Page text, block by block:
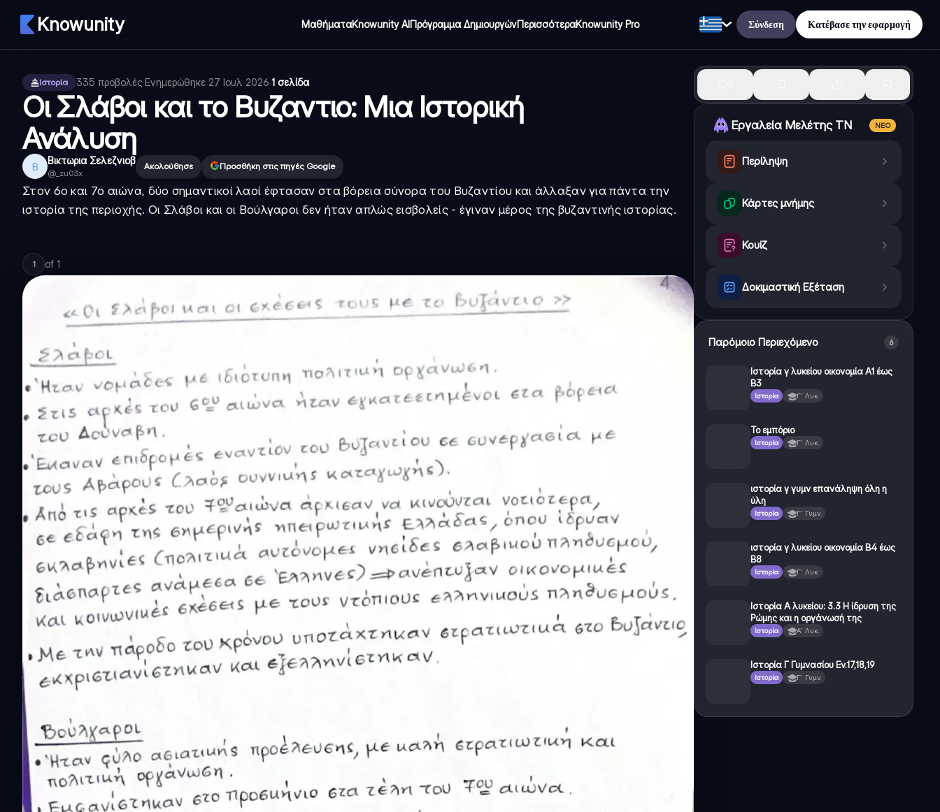
Knowunity ΜαθήματαKnowunity AIΠρόγραμμα ΔημιουργώνΠερισσότεραKnowunity Pro Σύνδεση Κατέβασε την εφαρμογή
Ιστορία 335 προβολές·Ενημερώθηκε 27 Ιουλ 2026·1 σελίδα
Οι Σλάβοι και το Βυζαντιο: Μια Ιστορική
Ανάλυση
Β Βικτωρια Σελεζνιοβ
@ _zu03x
Ακολούθησε Προσθήκη στις πηγές Google
Στον 6ο και 7ο αιώνα, δύο σημαντικοί λαοί έφτασαν στα βόρεια σύνορα του Βυζαντίου και άλλαξαν για πάντα την
ιστορία της περιοχής. Οι Σλάβοι και οι Βούλγαροι δεν ήταν απλώς εισβολείς - έγιναν μέρος της βυζαντινής ιστορίας.
1 of 1
Εργαλεία Μελέτης ΤΝ ΝΈΟ
Περίληψη
Κάρτες μνήμης
Κουίζ
Δοκιμαστική Εξέταση
Παρόμοιο Περιεχόμενο 6
Ιστορία γ λυκείου οικονομία Α1 έως
Β3
Ιστορία Γ' Λυκ.
Το εμπόριο
Ιστορία Γ' Λυκ.
ιστορία γ γυμν επανάληψη όλη η
ύλη
Ιστορία Γ' Γυμν.
ιστορία γ λυκείου οικονομία Β4 έως
Β8
Ιστορία Γ' Λυκ.
Ιστορία Α λυκείου: 3.3 Η ίδρυση της
Ρώμης και η οργάνωσή της
Ιστορία Α' Λυκ.
Ιστορία Γ Γυμνασίου Εν.17,18,19
Ιστορία Γ' Γυμν.